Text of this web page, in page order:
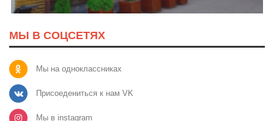
МЫ В СОЦСЕТЯХ
Мы на одноклассниках
Присоедениться к нам VK
Мы в instagram